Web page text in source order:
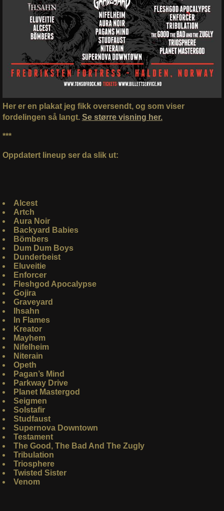
Her er en plakat jeg fikk oversendt, og som viser
fordelingen så langt. Se større visning her.
***
Oppdatert lineup ser da slik ut:
Alcest
Artch
Aura Noir
Backyard Babies
Bömbers
Dum Dum Boys
Dunderbeist
Eluveitie
Enforcer
Fleshgod Apocalypse
Gojira
Graveyard
Ihsahn
In Flames
Kreator
Mayhem
Nifelheim
Niterain
Opeth
Pagan’s Mind
Parkway Drive
Planet Mastergod
Seigmen
Solstafir
Studfaust
Supernova Downtown
Testament
The Good, The Bad And The Zugly
Tribulation
Triosphere
Twisted Sister
Venom